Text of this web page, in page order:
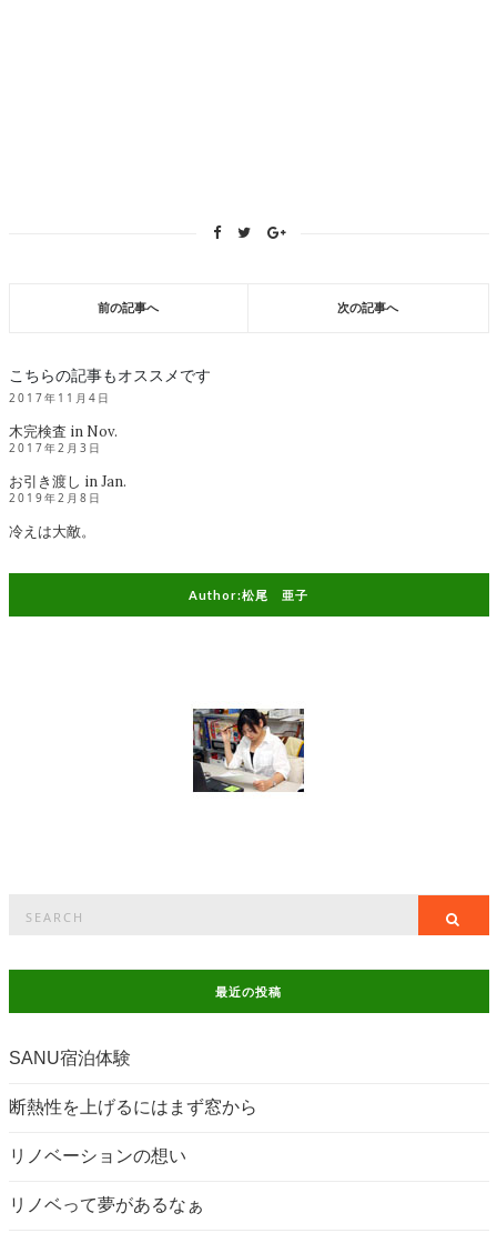
前の記事へ 次の記事へ
こちらの記事もオススメです
2017年11月4日
木完検査 in Nov.
2017年2月3日
お引き渡し in Jan.
2019年2月8日
冷えは大敵。
Author:松尾 亜子
for:
最近の投稿
SANU宿泊体験
断熱性を上げるにはまず窓から
リノベーションの想い
リノベって夢があるなぁ